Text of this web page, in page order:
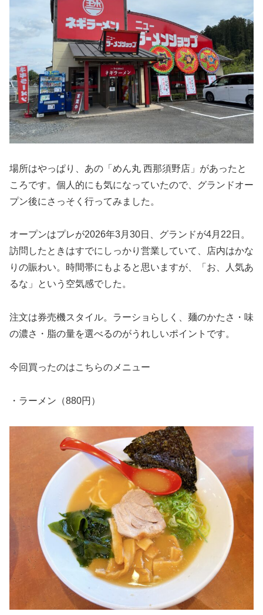
場所はやっぱり、あの「めん丸 西那須野店」があったと
ころです。個人的にも気になっていたので、グランドオー
プン後にさっそく行ってみました。
オープンはプレが2026年3月30日、グランドが4月22日。
訪問したときはすでにしっかり営業していて、店内はかな
りの賑わい。時間帯にもよると思いますが、「お、人気あ
るな」という空気感でした。
注文は券売機スタイル。ラーショらしく、麺のかたさ・味
の濃さ・脂の量を選べるのがうれしいポイントです。
今回買ったのはこちらのメニュー
・ラーメン（880円）